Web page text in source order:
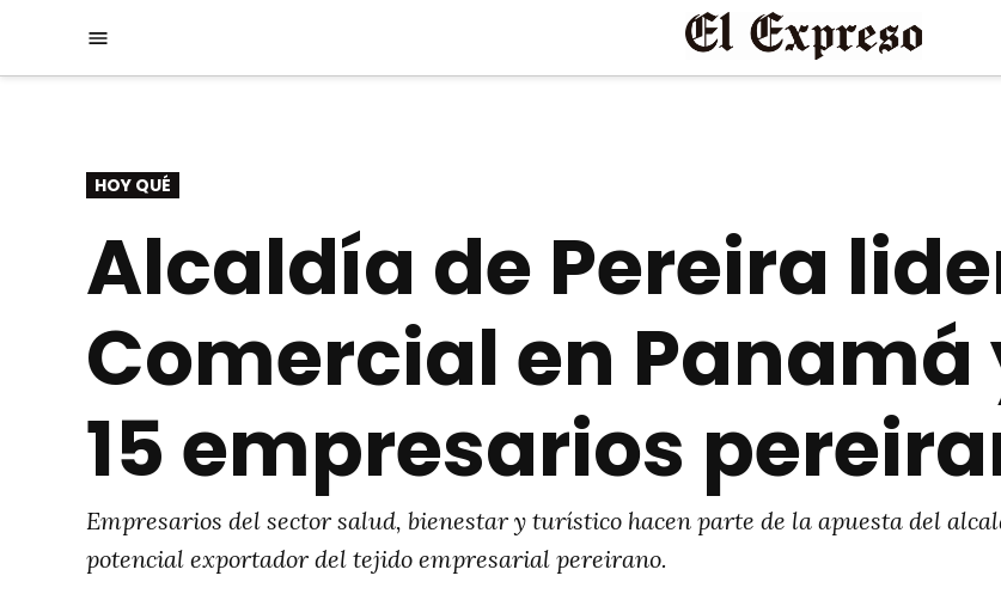
Menú
PUBLICADO
EN
HOY QUÉ
Alcaldía de Pereira
Comercial en Panamá
15 empresarios
Empresarios del sector salud, bienestar y turístico hacen parte de la apuesta del
potencial exportador del tejido empresarial pereirano.